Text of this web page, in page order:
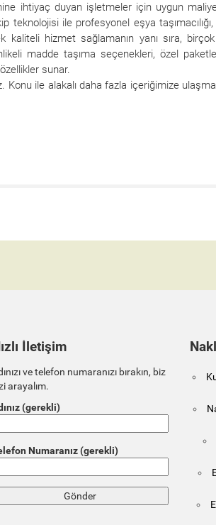
ihtiyaç duyan işletmeler için uygun
teknolojisi ile profesyonel eşya
kaliteli hizmet sağlamanın yanı sıra, birçok
madde taşıma seçenekleri, özel
sunar.
Konu ile alakalı daha fazla içeriğimize
İletişim
ve telefon numaranızı bırakın, biz
arayalım.
(gerekli)
Numaranız (gerekli)